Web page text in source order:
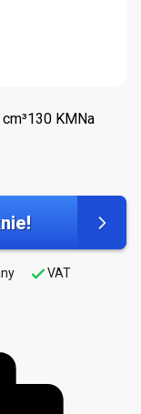
130 KM Na
VAT